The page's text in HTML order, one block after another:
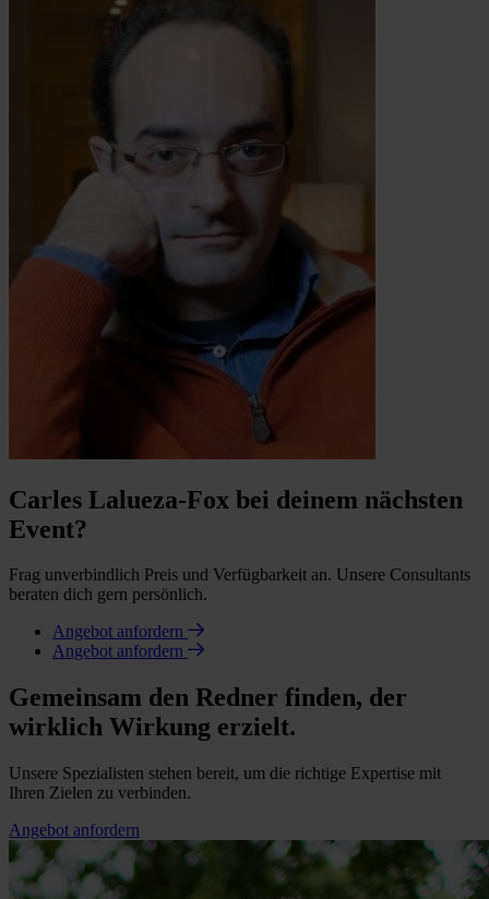
Carles Lalueza-Fox bei deinem nächsten
Event?
Frag unverbindlich Preis und Verfügbarkeit an. Unsere Consultants
beraten dich gern persönlich.
Angebot anfordern
Angebot anfordern
Gemeinsam den Redner finden, der
wirklich Wirkung erzielt.
Unsere Spezialisten stehen bereit, um die richtige Expertise mit
Ihren Zielen zu verbinden.
Angebot anfordern